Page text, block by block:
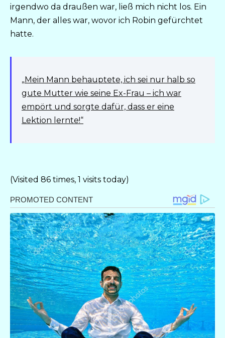
irgendwo da draußen war, ließ mich nicht los. Ein
Mann, der alles war, wovor ich Robin gefürchtet
hatte.
„Mein Mann behauptete, ich sei nur halb so
gute Mutter wie seine Ex-Frau – ich war
empört und sorgte dafür, dass er eine
Lektion lernte!“
(Visited 86 times, 1 visits today)